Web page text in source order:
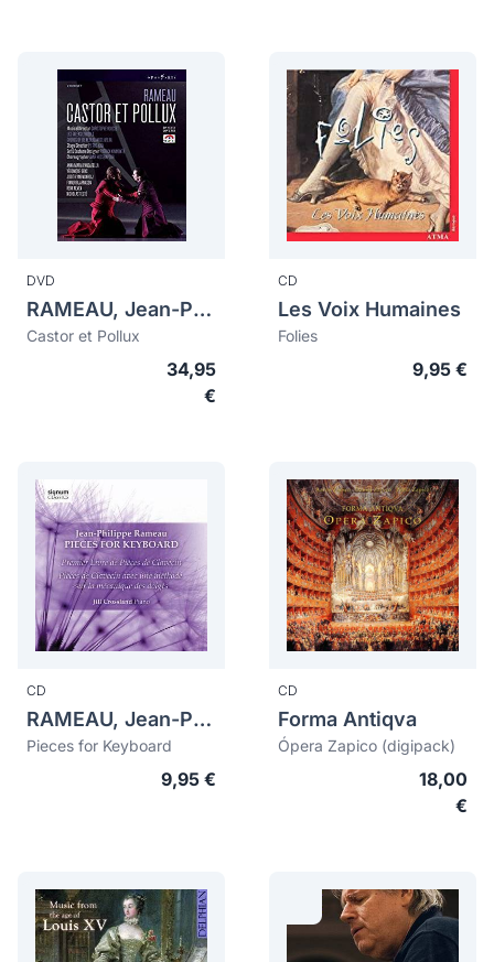
DVD
RAMEAU, Jean-Philippe (1683-1764)
Castor et Pollux
34,95
€
CD
Les Voix Humaines
Folies
9,95 €
CD
RAMEAU, Jean-Philippe (1683-1764)
Pieces for Keyboard
9,95 €
CD
Forma Antiqva
Ópera Zapico (digipack)
18,00
€